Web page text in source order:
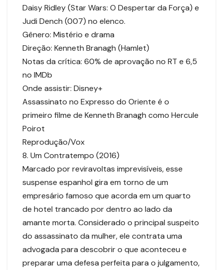
Daisy Ridley (Star Wars: O Despertar da Força) e
Judi Dench (007) no elenco.
Gênero: Mistério e drama
Direção: Kenneth Branagh (Hamlet)
Notas da crítica: 60% de aprovação no RT e 6,5
no IMDb
Onde assistir: Disney+
Assassinato no Expresso do Oriente é o
primeiro filme de Kenneth Branagh como Hercule
Poirot
Reprodução/Vox
8. Um Contratempo (2016)
Marcado por reviravoltas imprevisíveis, esse
suspense espanhol gira em torno de um
empresário famoso que acorda em um quarto
de hotel trancado por dentro ao lado da
amante morta. Considerado o principal suspeito
do assassinato da mulher, ele contrata uma
advogada para descobrir o que aconteceu e
preparar uma defesa perfeita para o julgamento,